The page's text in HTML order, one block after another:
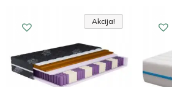
Akcija!
Akcija
Akcija!